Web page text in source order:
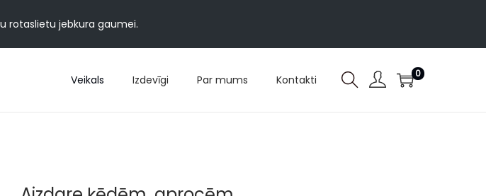
rotaslietu jebkura gaumei.
Veikals Izdevīgi Par mums Kontakti 0